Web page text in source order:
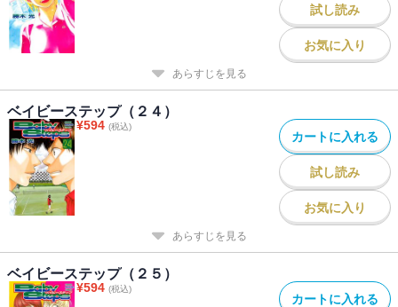
試し読み
お気に入り
あらすじを見る
ベイビーステップ（２４）
¥594 (税込)
カートに入れる
試し読み
お気に入り
あらすじを見る
ベイビーステップ（２５）
¥594 (税込)
カートに入れる